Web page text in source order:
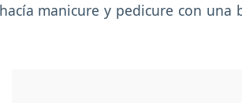
manicure y pedicure con una